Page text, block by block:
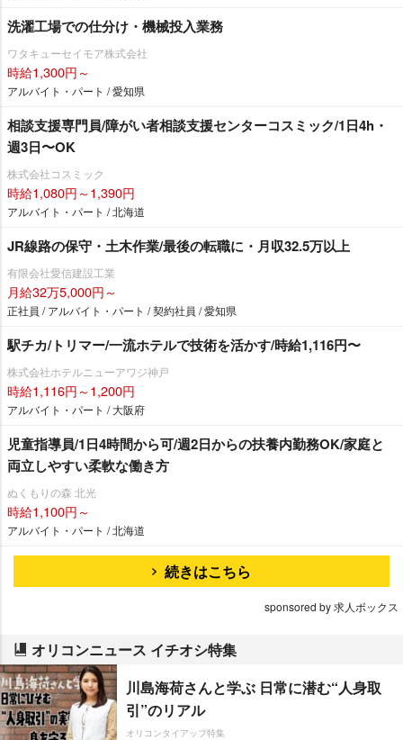
洗濯工場での仕分け・機械投入業務
ワタキューセイモア株式会社
時給1,300円～
アルバイト・パート / 愛知県
相談支援専門員/障がい者相談支援センターコスミック/1日4h・
週3日〜OK
株式会社コスミック
時給1,080円～1,390円
アルバイト・パート / 北海道
JR線路の保守・土木作業/最後の転職に・月収32.5万以上
有限会社愛信建設工業
月給32万5,000円～
正社員 / アルバイト・パート / 契約社員 / 愛知県
駅チカ/トリマー/一流ホテルで技術を活かす/時給1,116円〜
株式会社ホテルニューアワジ神戸
時給1,116円～1,200円
アルバイト・パート / 大阪府
児童指導員/1日4時間から可/週2日からの扶養内勤務OK/家庭と
両立しやすい柔軟な働き方
ぬくもりの森 北光
時給1,100円～
アルバイト・パート / 北海道
続きはこちら
sponsored by 求人ボックス
オリコンニュース イチオシ特集
川島海荷さんと学ぶ 日常に潜む“人身取
引”のリアル
オリコンタイアップ特集